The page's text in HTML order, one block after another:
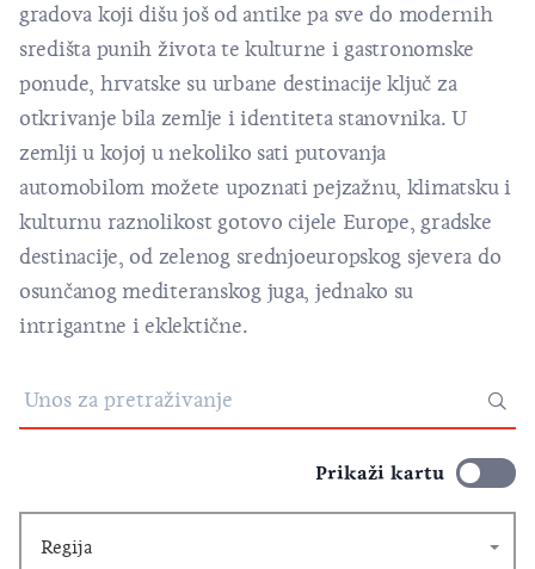
gradova koji dišu još od antike pa sve do modernih
središta punih života te kulturne i gastronomske
ponude, hrvatske su urbane destinacije ključ za
otkrivanje bila zemlje i identiteta stanovnika. U
zemlji u kojoj u nekoliko sati putovanja
automobilom možete upoznati pejzažnu, klimatsku i
kulturnu raznolikost gotovo cijele Europe, gradske
destinacije, od zelenog srednjoeuropskog sjevera do
osunčanog mediteranskog juga, jednako su
intrigantne i eklektične.
Prikaži kartu
Regija